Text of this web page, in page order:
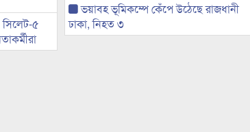
৫
ভয়াবহ ভূমিকম্পে কেঁপে উঠেছে রাজধানী
ঢাকা, নিহত ৩